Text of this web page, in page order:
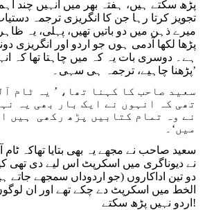
پڑھ سکتے ہیں، ہفتہ بھر میں انہیں چند
تجویز کرتا رہا جن کا انگریزی ترجمہ
میرے ذہن میں دو باتیں تھیں، پہلی، یہ
پڑھا لکھا آدمی ہوں جو اردو اور انگریزی
ہے۔ دوسری بات یہ کہ میں چاہتا تھا کہ
پڑھنا چاہیے، ترجمہ ہی سہی۔’
سعید صاحب کا کہنا تھا، ’ یہ ٹام
تھی کہ انہوں نے ایک بار بھی یہ
نے وہ تمام کتابیں پڑھ رکھی ہیں
میں‘۔
سعید صاحب نے مجھے یہ بھی بتایا تھاکہ
نے دیوناگری میں اسکرپٹ اس لیے دی تھی
دو تین اداکاروں (جو اردوداں سمجھے جاتے
الخط میں اسکرپٹ دے چکے تھے اور ان
اردو نہیں پڑھ سکتے!